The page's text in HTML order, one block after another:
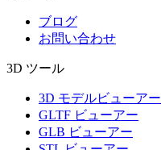
ブログ
お問い合わせ
3D ツール
3D モデルビューアー
GLTF ビューアー
GLB ビューアー